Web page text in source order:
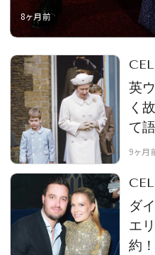
FOLLOW US
MAGAZINE
SPUR 2026 JULY
2026年9月号
のティアラを初
アム皇太子は憧
モデルと再会か
8ヶ月前
英
く
て
間
9ヶ月
ダ
エ
約